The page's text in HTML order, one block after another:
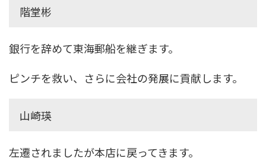
階堂彬
銀行を辞めて東海郵船を継ぎます。
ピンチを救い、さらに会社の発展に貢献します。
山崎瑛
左遷されましたが本店に戻ってきます。